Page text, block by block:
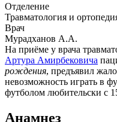
Отделение
Травматология и
Врач
Мурадханов А.А.
На приёме у врача
Артура Амирбековича
рождения, предъявил
невозможность играть в
футболом любительски с
Анамнез